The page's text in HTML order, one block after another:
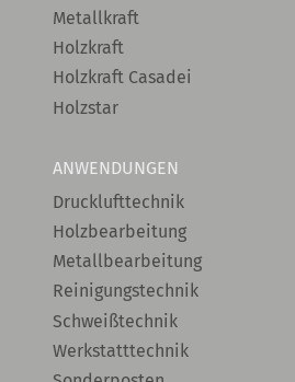
Metallkraft
Holzkraft
Holzkraft Casadei
Holzstar
ANWENDUNGEN
Drucklufttechnik
Holzbearbeitung
Metallbearbeitung
Reinigungstechnik
Schweißtechnik
Werkstatttechnik